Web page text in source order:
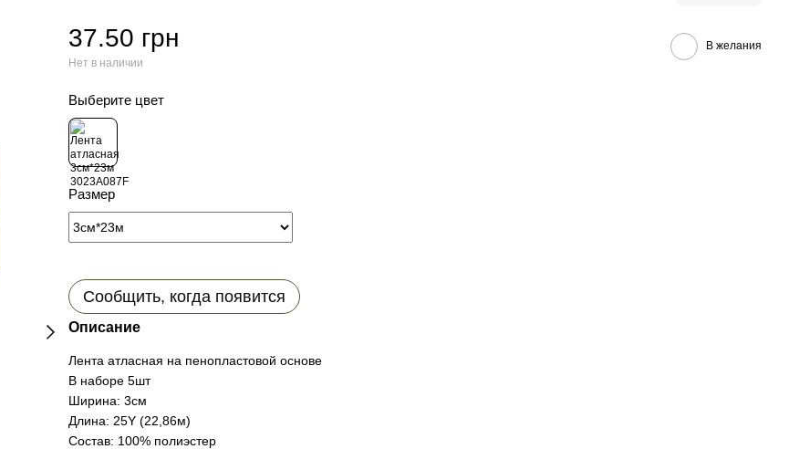
37.50 грн
Нет в наличии
В желания
Выберите цвет
Размер
Сообщить, когда появится
Описание
Лента атласная на пенопластовой основе
В наборе 5шт
Ширина: 3см
Длина: 25Y (22,86м)
Состав: 100% полиэстер